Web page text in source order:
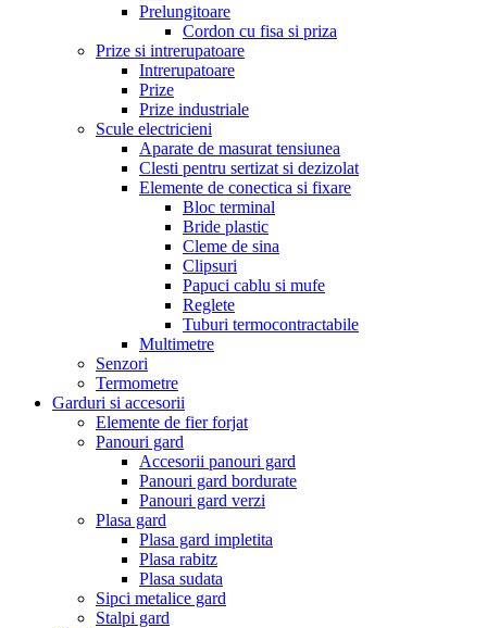
Prelungitoare
Cordon cu fisa si priza
Prize si intrerupatoare
Intrerupatoare
Prize
Prize industriale
Scule electricieni
Aparate de masurat tensiunea
Clesti pentru sertizat si dezizolat
Elemente de conectica si fixare
Bloc terminal
Bride plastic
Cleme de sina
Clipsuri
Papuci cablu si mufe
Reglete
Tuburi termocontractabile
Multimetre
Senzori
Termometre
Garduri si accesorii
Elemente de fier forjat
Panouri gard
Accesorii panouri gard
Panouri gard bordurate
Panouri gard verzi
Plasa gard
Plasa gard impletita
Plasa rabitz
Plasa sudata
Sipci metalice gard
Stalpi gard